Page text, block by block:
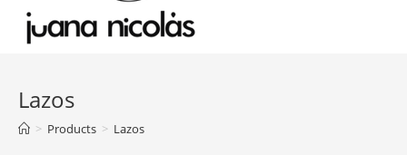
Lazos
> Products > Lazos